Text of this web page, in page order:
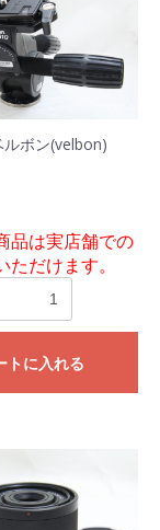
ルボン(velbon)
品は実店舗での
だけます。
トに入れる